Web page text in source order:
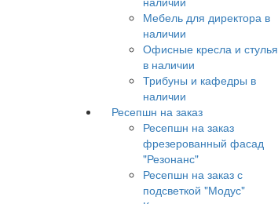
Мебель для директора в
наличии
Офисные кресла и стулья
в наличии
Трибуны и кафедры в
наличии
Ресепшн на заказ
Ресепшн на заказ
фрезерованный фасад
"Резонанс"
Ресепшн на заказ с
подсветкой "Модус"